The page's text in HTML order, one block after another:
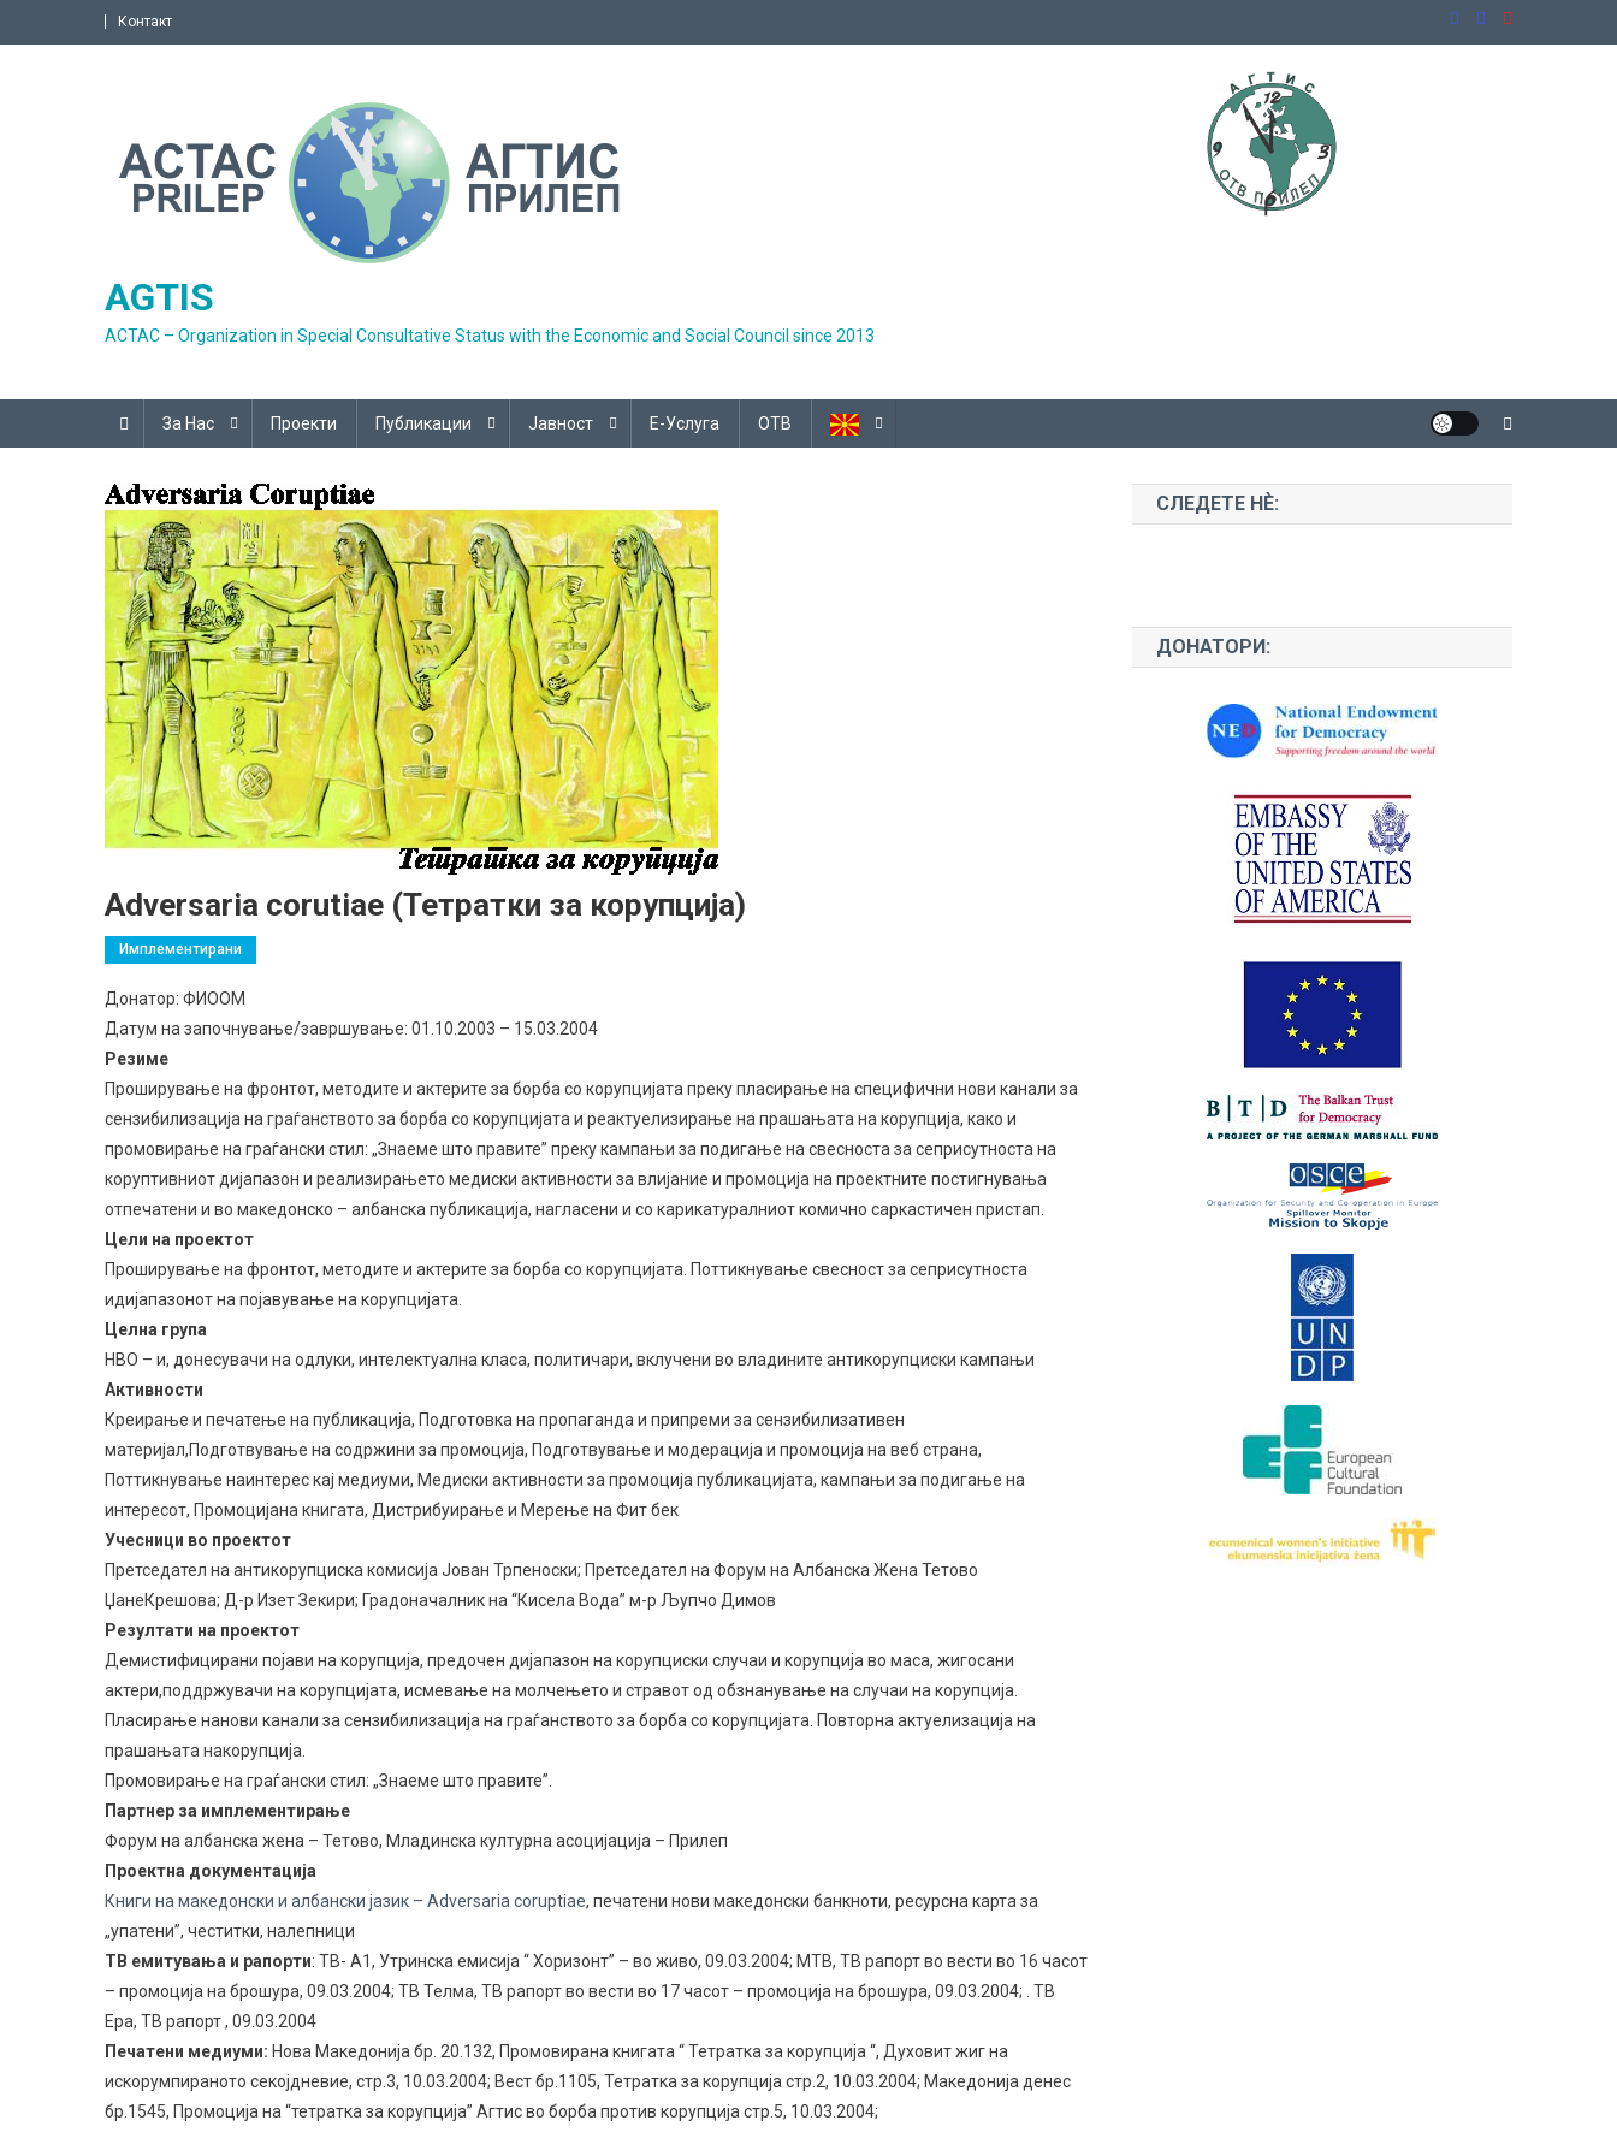
to
Контакт
AGTIS
ACTAC – Organization in Special Consultative Status with the Economic and Social Council since 2013
За Нас Проекти Публикации Јавност Е-Услуга ОТВ
Adversaria corutiae (Тетратки за корупција)
Имплементирани
Донатор: ФИООМ
Датум на започнување/завршување: 01.10.2003 – 15.03.2004
Резиме
Проширување на фронтот, методите и актерите за борба со корупцијата преку пласирање на специфични нови канали за
сензибилизација на граѓанството за борба со корупцијата и реактуелизирање на прашањата на корупција, како и
промовирање на граѓански стил: „Знаеме што правите” преку кампањи за подигање на свесноста за сеприсутноста на
коруптивниот дијапазон и реализирањето медиски активности за влијание и промоција на проектните постигнувања
отпечатени и во македонско – албанска публикација, нагласени и со карикатуралниот комично саркастичен пристап.
Цели на проектот
Проширување на фронтот, методите и актерите за борба со корупцијата. Поттикнување свесност за сеприсутноста
идијапазонот на појавување на корупцијата.
Целна група
НВО – и, донесувачи на одлуки, интелектуална класа, политичари, вклучени во владините антикорупциски кампањи
Активности
Креирање и печатење на публикација, Подготовка на пропаганда и припреми за сензибилизативен
материјал,Подготвување на содржини за промоција, Подготвување и модерација и промоција на веб страна,
Поттикнување наинтерес кај медиуми, Медиски активности за промоција публикацијата, кампањи за подигање на
интересот, Промоцијана книгата, Дистрибуирање и Мерење на Фит бек
Учесници во проектот
Претседател на антикорупциска комисија Јован Трпеноски; Претседател на Форум на Албанска Жена Тетово
ЏанеКрешова; Д-р Изет Зекири; Градоначалник на “Кисела Вода” м-р Љупчо Димов
Резултати на проектот
Демистифицирани појави на корупција, предочен дијапазон на корупциски случаи и корупција во маса, жигосани
актери,поддржувачи на корупцијата, исмевање на молчењето и стравот од обзнанување на случаи на корупција.
Пласирање нанови канали за сензибилизација на граѓанството за борба со корупцијата. Повторна актуелизација на
прашањата накорупција.
Промовирање на граѓански стил: „Знаеме што правите”.
Партнер за имплементирање
Форум на албанска жена – Тетово, Младинска културна асоцијација – Прилеп
Проектна документација
Книги на македонски и албански јазик – Adversaria coruptiae, печатени нови македонски банкноти, ресурсна карта за
„упатени”, честитки, налепници
ТВ емитувања и рапорти: ТВ- А1, Утринска емисија “ Хоризонт” – во живо, 09.03.2004; МТВ, ТВ рапорт во вести во 16 часот
– промоција на брошура, 09.03.2004; ТВ Телма, ТВ рапорт во вести во 17 часот – промоција на брошура, 09.03.2004; . ТВ
Ера, ТВ рапорт , 09.03.2004
Печатени медиуми: Нова Македонија бр. 20.132, Промовирана книгата “ Тетратка за корупција “, Духовит жиг на
искорумпираното секојдневие, стр.3, 10.03.2004; Вест бр.1105, Тетратка за корупција стр.2, 10.03.2004; Македонија денес
бр.1545, Промоција на “тетратка за корупција” Агтис во борба против корупција стр.5, 10.03.2004;
СЛЕДЕТЕ НЀ:
ДОНАТОРИ: